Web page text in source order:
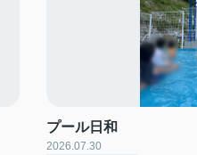
プール日和
2026.07.30